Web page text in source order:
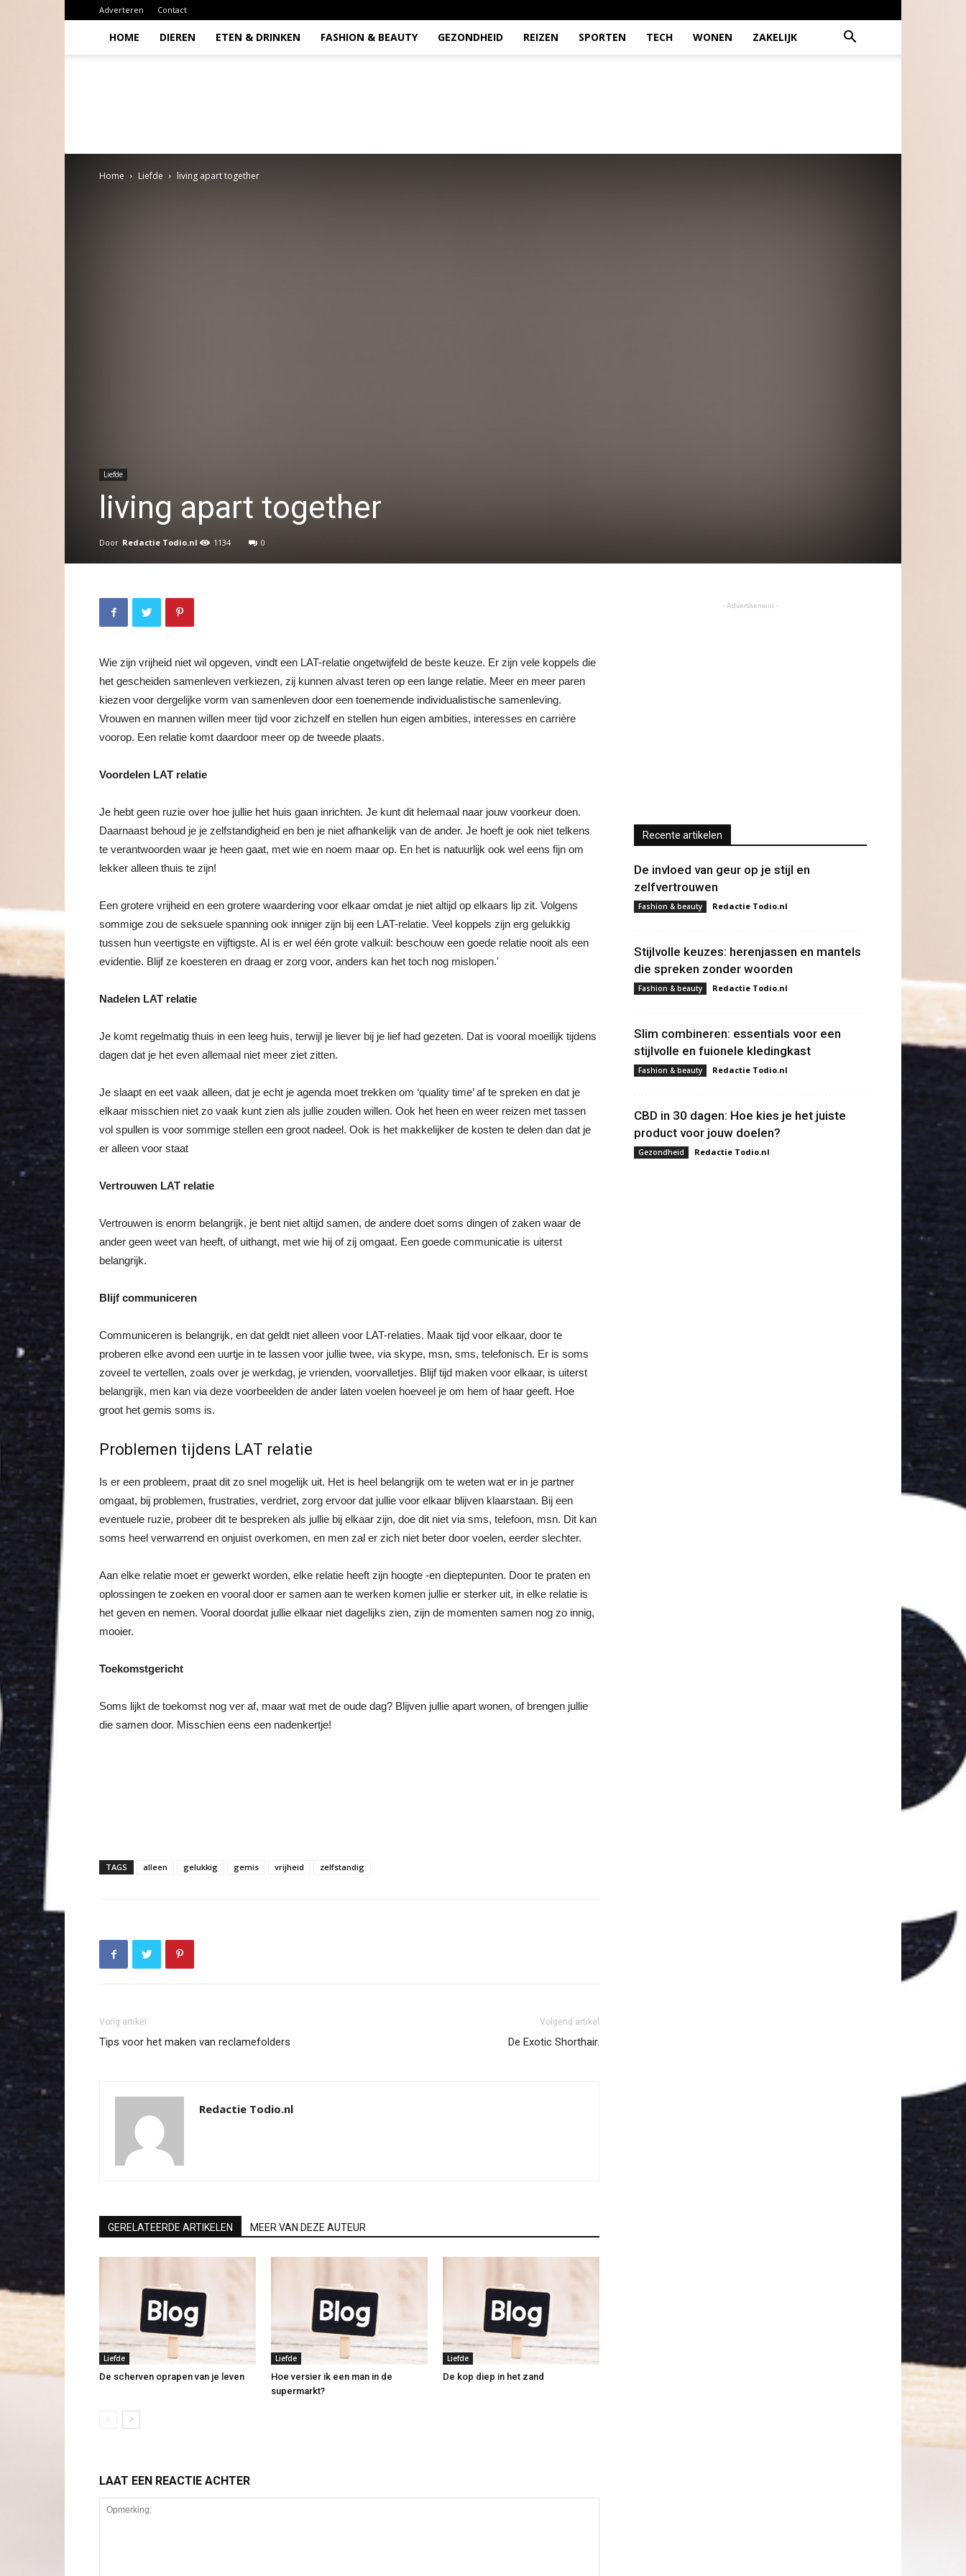
Adverteren Contact
HOME DIEREN ETEN & DRINKEN FASHION & BEAUTY GEZONDHEID REIZEN SPORTEN TECH WONEN ZAKELIJK
Home Liefde living apart together
Liefde
living apart together
Door Redactie Todio.nl 1134 0
Wie zijn vrijheid niet wil opgeven, vindt een LAT-relatie ongetwijfeld de beste keuze. Er zijn vele koppels die
het gescheiden samenleven verkiezen, zij kunnen alvast teren op een lange relatie. Meer en meer paren
kiezen voor dergelijke vorm van samenleven door een toenemende individualistische samenleving.
Vrouwen en mannen willen meer tijd voor zichzelf en stellen hun eigen ambities, interesses en carrière
voorop. Een relatie komt daardoor meer op de tweede plaats.
Voordelen LAT relatie
Je hebt geen ruzie over hoe jullie het huis gaan inrichten. Je kunt dit helemaal naar jouw voorkeur doen.
Daarnaast behoud je je zelfstandigheid en ben je niet afhankelijk van de ander. Je hoeft je ook niet telkens
te verantwoorden waar je heen gaat, met wie en noem maar op. En het is natuurlijk ook wel eens fijn om
lekker alleen thuis te zijn!
Een grotere vrijheid en een grotere waardering voor elkaar omdat je niet altijd op elkaars lip zit. Volgens
sommige zou de seksuele spanning ook inniger zijn bij een LAT-relatie. Veel koppels zijn erg gelukkig
tussen hun veertigste en vijftigste. Al is er wel één grote valkuil: beschouw een goede relatie nooit als een
evidentie. Blijf ze koesteren en draag er zorg voor, anders kan het toch nog mislopen.'
Nadelen LAT relatie
Je komt regelmatig thuis in een leeg huis, terwijl je liever bij je lief had gezeten. Dat is vooral moeilijk tijdens
dagen dat je het even allemaal niet meer ziet zitten.
Je slaapt en eet vaak alleen, dat je echt je agenda moet trekken om ‘quality time’ af te spreken en dat je
elkaar misschien niet zo vaak kunt zien als jullie zouden willen. Ook het heen en weer reizen met tassen
vol spullen is voor sommige stellen een groot nadeel. Ook is het makkelijker de kosten te delen dan dat je
er alleen voor staat
Vertrouwen LAT relatie
Vertrouwen is enorm belangrijk, je bent niet altijd samen, de andere doet soms dingen of zaken waar de
ander geen weet van heeft, of uithangt, met wie hij of zij omgaat. Een goede communicatie is uiterst
belangrijk.
Blijf communiceren
Communiceren is belangrijk, en dat geldt niet alleen voor LAT-relaties. Maak tijd voor elkaar, door te
proberen elke avond een uurtje in te lassen voor jullie twee, via skype, msn, sms, telefonisch. Er is soms
zoveel te vertellen, zoals over je werkdag, je vrienden, voorvalletjes. Blijf tijd maken voor elkaar, is uiterst
belangrijk, men kan via deze voorbeelden de ander laten voelen hoeveel je om hem of haar geeft. Hoe
groot het gemis soms is.
Problemen tijdens LAT relatie
Is er een probleem, praat dit zo snel mogelijk uit. Het is heel belangrijk om te weten wat er in je partner
omgaat, bij problemen, frustraties, verdriet, zorg ervoor dat jullie voor elkaar blijven klaarstaan. Bij een
eventuele ruzie, probeer dit te bespreken als jullie bij elkaar zijn, doe dit niet via sms, telefoon, msn. Dit kan
soms heel verwarrend en onjuist overkomen, en men zal er zich niet beter door voelen, eerder slechter.
Aan elke relatie moet er gewerkt worden, elke relatie heeft zijn hoogte -en dieptepunten. Door te praten en
oplossingen te zoeken en vooral door er samen aan te werken komen jullie er sterker uit, in elke relatie is
het geven en nemen. Vooral doordat jullie elkaar niet dagelijks zien, zijn de momenten samen nog zo innig,
mooier.
Toekomstgericht
Soms lijkt de toekomst nog ver af, maar wat met de oude dag? Blijven jullie apart wonen, of brengen jullie
die samen door. Misschien eens een nadenkertje!
TAGS alleen gelukkig gemis vrijheid zelfstandig
Vorig artikel
Tips voor het maken van reclamefolders
Volgend artikel
De Exotic Shorthair.
Redactie Todio.nl
GERELATEERDE ARTIKELEN MEER VAN DEZE AUTEUR
Liefde
De scherven oprapen van je leven
Liefde
Hoe versier ik een man in de
supermarkt?
Liefde
De kop diep in het zand
LAAT EEN REACTIE ACHTER
- Advertisement -
Recente artikelen
De invloed van geur op je stijl en
zelfvertrouwen
Fashion & beauty Redactie Todio.nl
Stijlvolle keuzes: herenjassen en mantels
die spreken zonder woorden
Fashion & beauty Redactie Todio.nl
Slim combineren: essentials voor een
stijlvolle en fuionele kledingkast
Fashion & beauty Redactie Todio.nl
CBD in 30 dagen: Hoe kies je het juiste
product voor jouw doelen?
Gezondheid Redactie Todio.nl